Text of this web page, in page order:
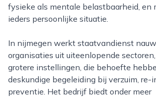
fysieke als mentale belastbaarheid, en
ieders persoonlijke situatie.
In nijmegen werkt staatvandienst nauw samen met
organisaties uit uiteenlopende
grotere instellingen, die behoefte
deskundige begeleiding bij verzuim, re-
preventie. Het bedrijf biedt onder meer